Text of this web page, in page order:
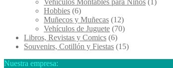
Hobbies (6)
Muñecos y Muñecas (12)
Vehículos de Juguete (70)
Libros, Revistas y Comics (6)
Souvenirs, Cotillón y Fiestas (15)
Nuestra empresa: